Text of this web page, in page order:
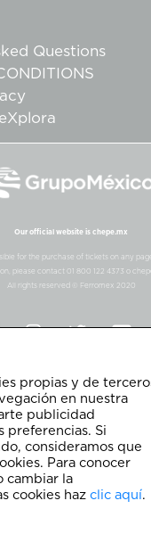
Questions
Our official website is chepe.mx
for the purchase of tickets on any
please contact 01 800 122 4373 o
All rights reserved © Ferromex 2020
propias y de
en nuestra
publicidad
preferencias. Si
consideramos que
Para conocer
cambiar la
cookies haz clic aquí.